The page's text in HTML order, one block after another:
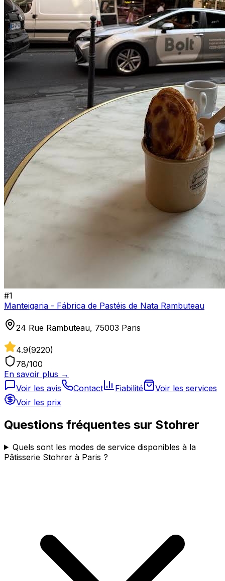
#1
Manteigaria - Fábrica de Pastéis de Nata Rambuteau
24 Rue Rambuteau, 75003 Paris
4.9(9220)
78/100
En savoir plus →
Voir les avis
Contact Fiabilité
Voir les services
Voir les prix
Questions fréquentes sur Stohrer
Quels sont les modes de service disponibles à la
Pâtisserie Stohrer à Paris ?